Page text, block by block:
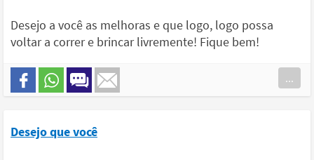
Desejo a você as melhoras e que logo, logo possa
voltar a correr e brincar livremente! Fique bem!
...
Desejo que você